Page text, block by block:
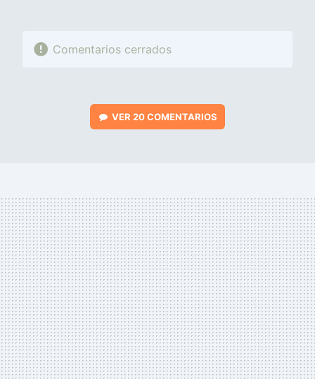
Comentarios cerrados
VER 20 COMENTARIOS